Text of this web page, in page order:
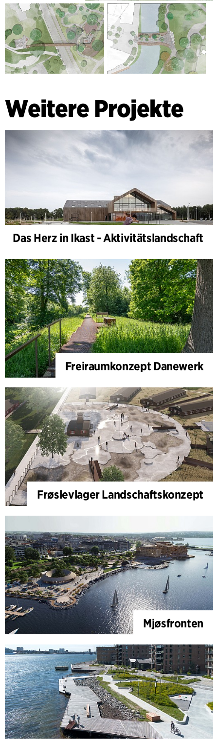
Weitere Projekte
Das Herz in Ikast - Aktivitätslandschaft
Freiraumkonzept Danewerk
Frøslevlager Landschaftskonzept
Mjøsfronten